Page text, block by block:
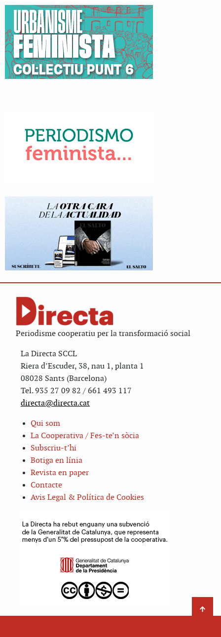
Periodisme cooperatiu per la transformació social
La Directa SCCL
Riera d’Escuder, 38, nau 1, planta 1
08028 Sants (Barcelona)
Tel. 935 27 09 82 / 661 493 117
directa@directa.cat
Qui som
La Cooperativa / Fes-te’n sòcia
Subscriu-t’hi
Botiga en línia
Revista en paper
Contacte
Avis Legal & Política de Cookies